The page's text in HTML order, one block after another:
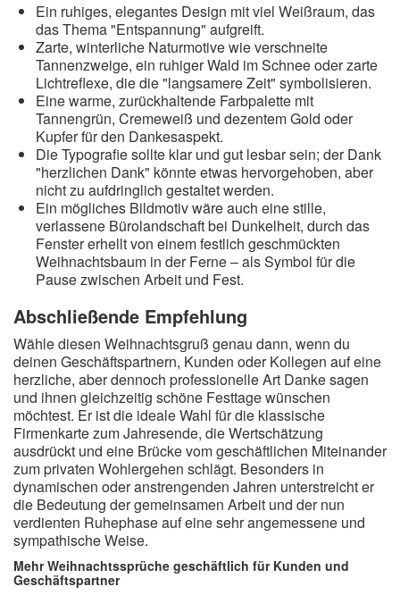
Ein ruhiges, elegantes Design mit viel Weißraum, das
das Thema "Entspannung" aufgreift.
Zarte, winterliche Naturmotive wie verschneite
Tannenzweige, ein ruhiger Wald im Schnee oder zarte
Lichtreflexe, die die "langsamere Zeit" symbolisieren.
Eine warme, zurückhaltende Farbpalette mit
Tannengrün, Cremeweiß und dezentem Gold oder
Kupfer für den Dankesaspekt.
Die Typografie sollte klar und gut lesbar sein; der Dank
"herzlichen Dank" könnte etwas hervorgehoben, aber
nicht zu aufdringlich gestaltet werden.
Ein mögliches Bildmotiv wäre auch eine stille,
verlassene Bürolandschaft bei Dunkelheit, durch das
Fenster erhellt von einem festlich geschmückten
Weihnachtsbaum in der Ferne – als Symbol für die
Pause zwischen Arbeit und Fest.
Abschließende Empfehlung
Wähle diesen Weihnachtsgruß genau dann, wenn du
deinen Geschäftspartnern, Kunden oder Kollegen auf eine
herzliche, aber dennoch professionelle Art Danke sagen
und ihnen gleichzeitig schöne Festtage wünschen
möchtest. Er ist die ideale Wahl für die klassische
Firmenkarte zum Jahresende, die Wertschätzung
ausdrückt und eine Brücke vom geschäftlichen Miteinander
zum privaten Wohlergehen schlägt. Besonders in
dynamischen oder anstrengenden Jahren unterstreicht er
die Bedeutung der gemeinsamen Arbeit und der nun
verdienten Ruhephase auf eine sehr angemessene und
sympathische Weise.
Mehr Weihnachtssprüche geschäftlich für Kunden und
Geschäftspartner